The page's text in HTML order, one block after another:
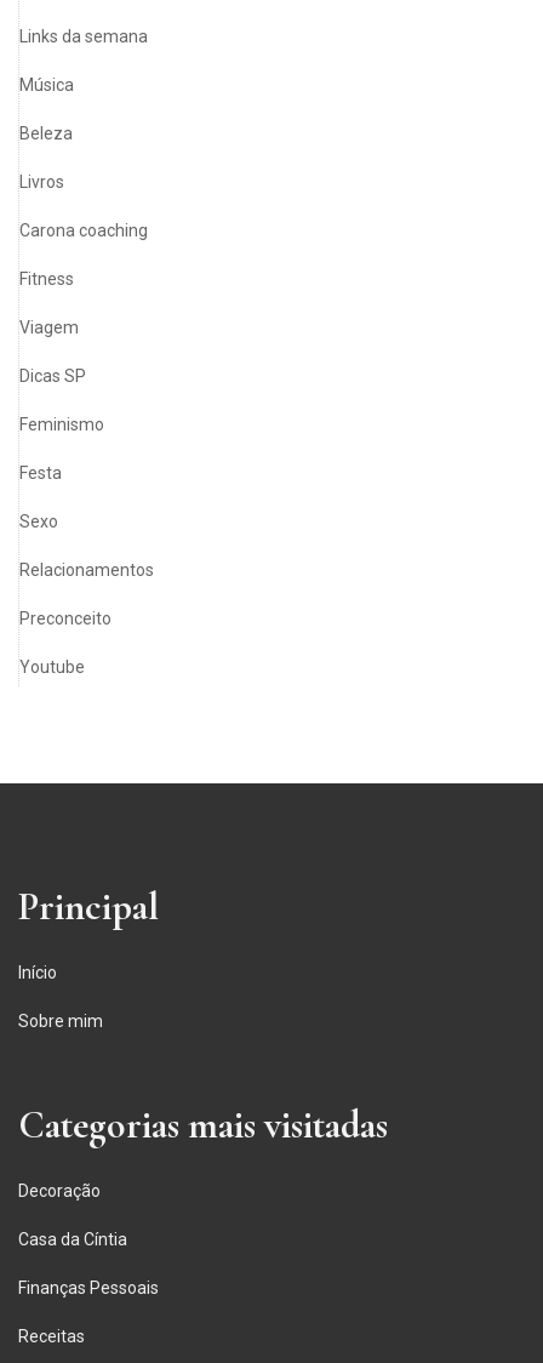
Links da semana
Música
Beleza
Livros
Carona coaching
Fitness
Viagem
Dicas SP
Feminismo
Festa
Sexo
Relacionamentos
Preconceito
Youtube
Principal
Início
Sobre mim
Categorias mais visitadas
Decoração
Casa da Cíntia
Finanças Pessoais
Receitas